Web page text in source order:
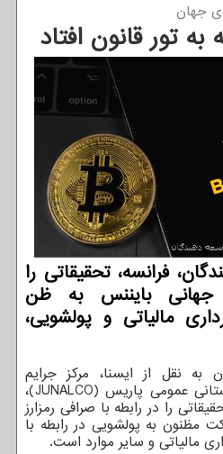
جهان
تور قانون افتاد
فرانسه، تحقیقاتی را
جهانی بایننس به ظن
مالیاتی و پولشویی،
به نقل از ایسنا، مرکز جرایم
اقتصادی و مالی دفتر دادستانی عمومی پاریس (JUNALCO)،
ژانویه)، تحقیقاتی را در رابطه با صرافی رمزارز
مظنون به پولشویی در رابطه با
مالیاتی و سایر موارد است.